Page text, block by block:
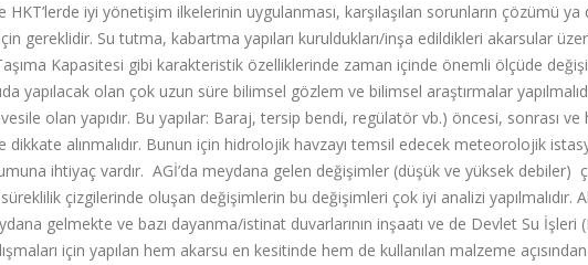
iyi yönetişim ilkelerinin uygulanması, karşılaşılan sorunların çözümü ya
gereklidir. Su tutma, kabartma yapıları kuruldukları/inşa edildikleri akarsular
Kapasitesi gibi karakteristik özelliklerinde zaman içinde önemli ölçüde
yapılacak olan çok uzun süre bilimsel gözlem ve bilimsel araştırmalar
olan yapıdır. Bu yapılar: Baraj, tersip bendi, regülatör vb.) öncesi, sonrası
dikkate alınmalıdır. Bunun için hidrolojik havzayı temsil edecek meteorolojik
ihtiyaç vardır. AGİ’da meydana gelen değişimler (düşük ve yüksek debiler)
çizgilerinde oluşan değişimlerin bu değişimleri çok iyi analizi yapılmalıdır.
gelmekte ve bazı dayanma/istinat duvarlarının inşaatı ve de Devlet Su İşleri
için yapılan hem akarsu en kesitinde hem de kullanılan malzeme